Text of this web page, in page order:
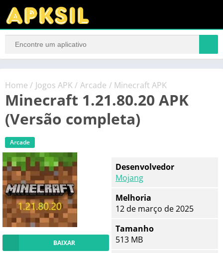
Home / Jogos APK/ Arcade / Minecraft APK
Minecraft 1.21.80.20 APK
(Versão completa)
Arcade
BAIXAR
Desenvolvedor
Mojang
Melhoria
12 de março de 2025
Tamanho
513 MB